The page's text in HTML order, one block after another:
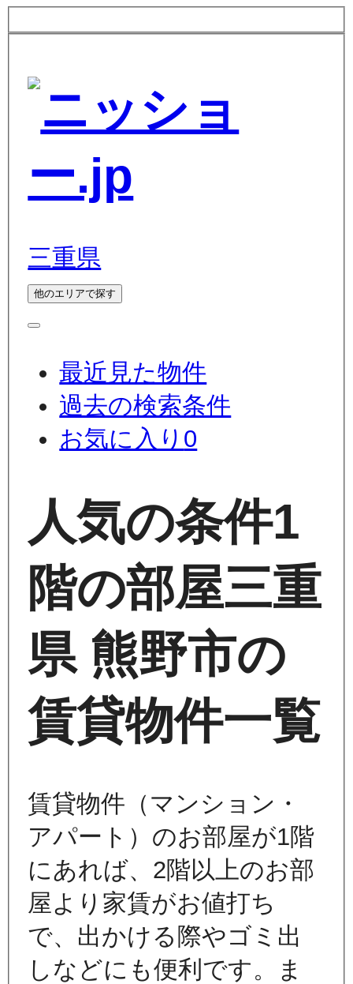
三重県
他のエリアで探す
最近見た物件
過去の検索条件
お気に入り 0
人気の条件1
階の部屋三重
県 熊野市の
賃貸物件一覧
賃貸物件（マンション・
アパート）のお部屋が1階
にあれば、2階以上のお部
屋より家賃がお値打ち
で、出かける際やゴミ出
しなどにも便利です。ま